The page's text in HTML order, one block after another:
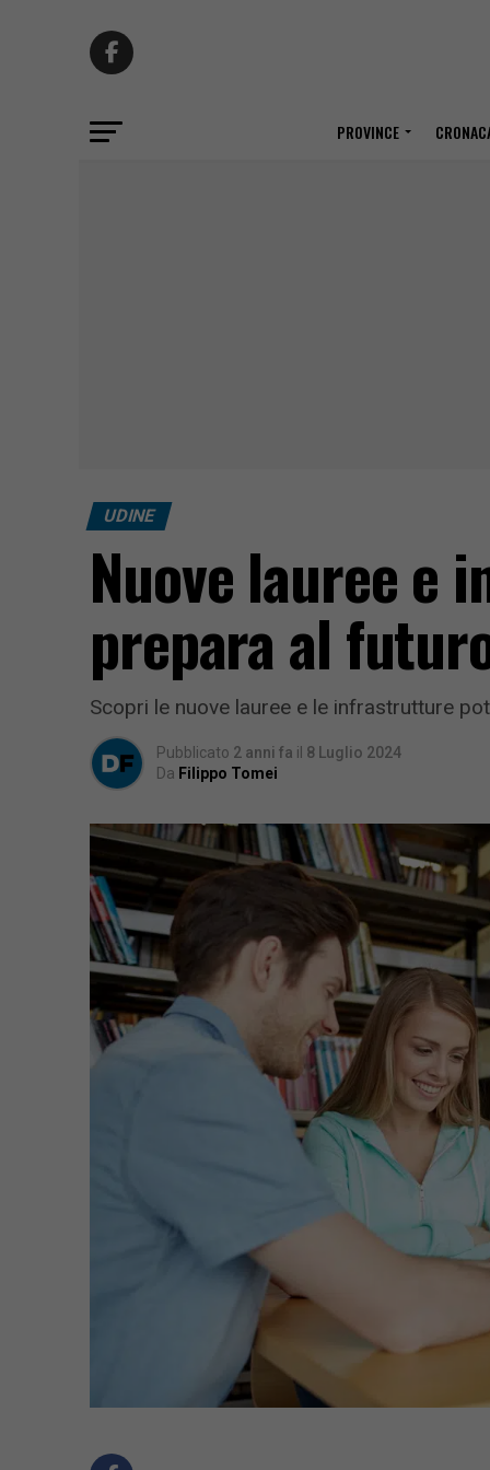
PROVINCE
UDINE
Nuove lauree e
prepara al
Scopri le nuove lauree e le infrastrutture
Pubblicato 2 anni fa il 8 Luglio 2024
Da Filippo Tomei